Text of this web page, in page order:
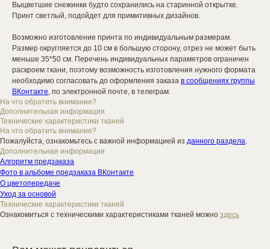
Выцветшие снежинки будто сохранились на старинной открытке.
Принт светлый, подойдет для примитивных дизайнов.
Возможно изготовление принта по индивидуальным размерам.
Размер округляется до 10 см в большую сторону, отрез не может быть
меньше 35*50 см. Перечень индивидуальных параметров ограничен
раскроем ткани, поэтому возможность изготовления нужного формата
необходимо согласовать до оформления заказа в сообщениях группы
ВКонтакте, по электронной почте, в телеграм.
На что обратить внимание?
Дополнительная информация
Технические характеристики тканей
На что обратить внимание?
Пожалуйста, ознакомьтесь с важной информацией из данного раздела.
Дополнительная информация
Алгоритм предзаказа
Фото в альбоме предзаказа ВКонтакте
О цветопередаче
Уход за основой
Технические характеристики тканей
Ознакомиться с техническими характеристиками тканей можно здесь